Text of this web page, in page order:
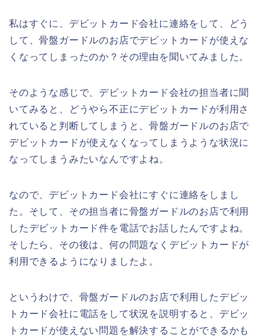
私はすぐに、デビットカード会社に連絡をして、どう
して、骨盤ガードルのお店でデビットカードが使えな
くなってしまったのか？その理由を聞いてみました。
そのような感じで、デビットカード会社の担当者に聞
いてみると、どうやら不正にデビットカードが利用さ
れていると判断してしまうと、骨盤ガードルのお店で
デビットカードが使えなくなってしまうような状況に
なってしまうみたいなんですよね。
なので、デビットカード会社にすぐに連絡をしまし
た。そして、その担当者に骨盤ガードルのお店で利用
したデビットカード件を電話でお話したんですよね。
そしたら、その後は、何の問題なくデビットカードが
利用できるようになりましたよ。
というわけで、骨盤ガードルのお店で利用したデビッ
トカード会社に電話をして状況を説明すると、デビッ
トカードが使えない問題を解決することができるかも